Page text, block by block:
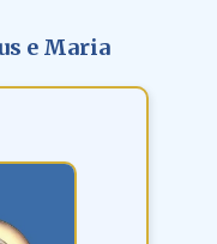
e Maria